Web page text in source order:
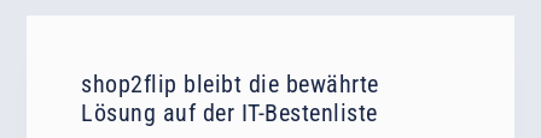
shop2flip bleibt die bewährte
Lösung auf der IT-Bestenliste